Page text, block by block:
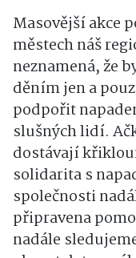
Masovější akce
městech náš
neznamená, že
děním jen a
podpořit
slušných lidí.
dostávají
solidarita s
společnosti
připravena
nadále